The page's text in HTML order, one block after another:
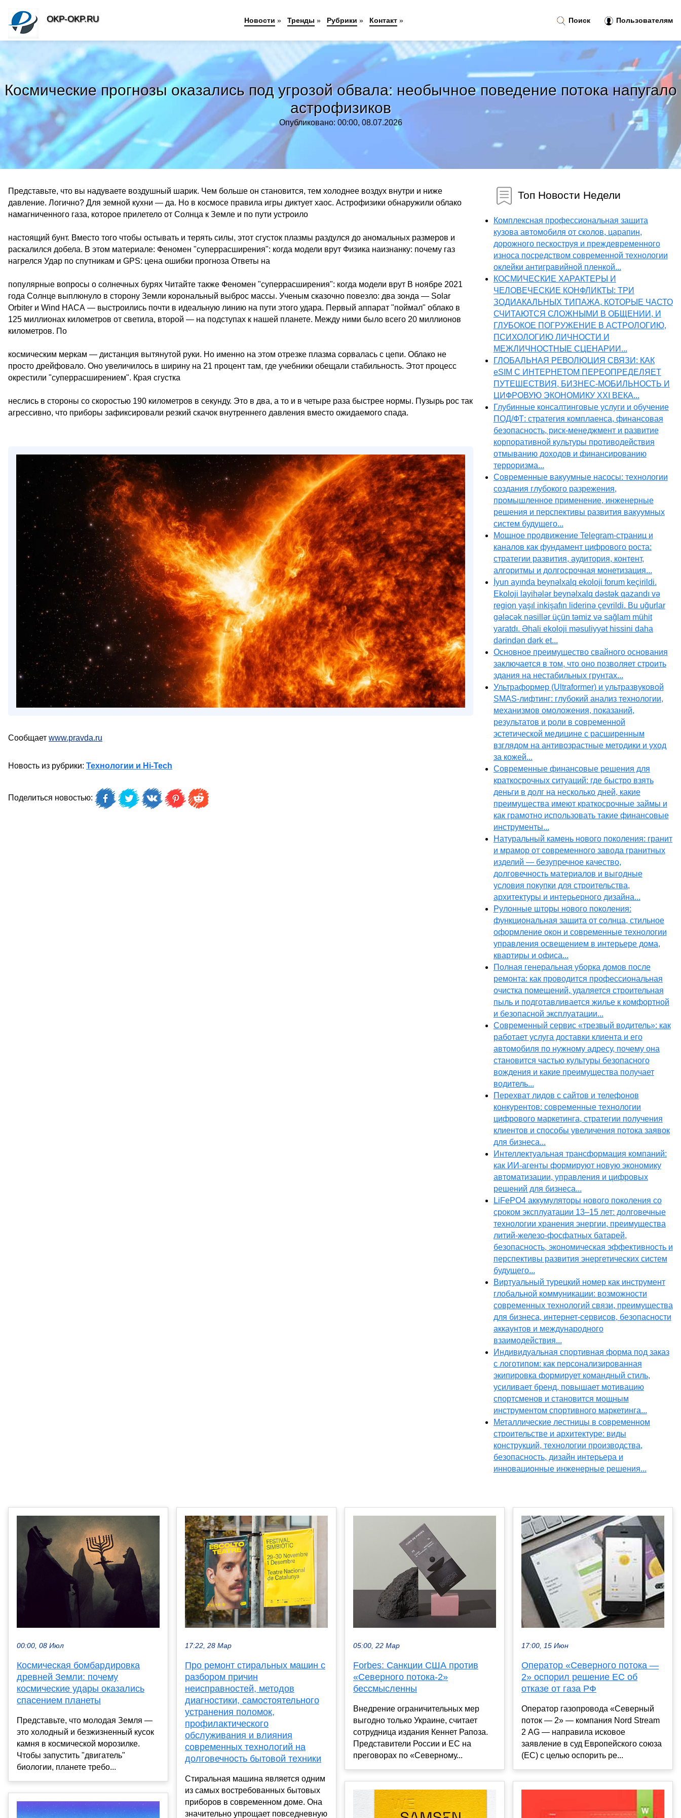
Космические прогнозы оказались под угрозой обвала: необычное поведение потока напугало
астрофизиков
Опубликовано: 00:00, 08.07.2026
Представьте, что вы надуваете воздушный шарик. Чем больше он становится, тем холоднее воздух внутри и ниже
давление. Логично? Для земной кухни — да. Но в космосе правила игры диктует хаос. Астрофизики обнаружили облако
намагниченного газа, которое прилетело от Солнца к Земле и по пути устроило
настоящий бунт. Вместо того чтобы остывать и терять силы, этот сгусток плазмы раздулся до аномальных размеров и
раскалился добела. В этом материале: Феномен "суперрасширения": когда модели врут Физика наизнанку: почему газ
нагрелся Удар по спутникам и GPS: цена ошибки прогноза Ответы на
популярные вопросы о солнечных бурях Читайте также Феномен "суперрасширения": когда модели врут В ноябре 2021
года Солнце выплюнуло в сторону Земли корональный выброс массы. Ученым сказочно повезло: два зонда — Solar
Orbiter и Wind НАСА — выстроились почти в идеальную линию на пути этого удара. Первый аппарат "поймал" облако в
125 миллионах километров от светила, второй — на подступах к нашей планете. Между ними было всего 20 миллионов
километров. По
космическим меркам — дистанция вытянутой руки. Но именно на этом отрезке плазма сорвалась с цепи. Облако не
просто дрейфовало. Оно увеличилось в ширину на 21 процент там, где учебники обещали стабильность. Этот процесс
окрестили "суперрасширением". Края сгустка
неслись в стороны со скоростью 190 километров в секунду. Это в два, а то и в четыре раза быстрее нормы. Пузырь рос так
агрессивно, что приборы зафиксировали резкий скачок внутреннего давления вместо ожидаемого спада.
Сообщает www.pravda.ru
Новость из рубрики: Технологии и Hi-Tech
Поделиться новостью:
Топ Новости Недели
Комплексная профессиональная защита
кузова автомобиля от сколов, царапин,
дорожного пескоструя и преждевременного
износа посредством современной технологии
оклейки антигравийной пленкой...
КОСМИЧЕСКИЕ ХАРАКТЕРЫ И
ЧЕЛОВЕЧЕСКИЕ КОНФЛИКТЫ: ТРИ
ЗОДИАКАЛЬНЫХ ТИПАЖА, КОТОРЫЕ ЧАСТО
СЧИТАЮТСЯ СЛОЖНЫМИ В ОБЩЕНИИ, И
ГЛУБОКОЕ ПОГРУЖЕНИЕ В АСТРОЛОГИЮ,
ПСИХОЛОГИЮ ЛИЧНОСТИ И
МЕЖЛИЧНОСТНЫЕ СЦЕНАРИИ...
ГЛОБАЛЬНАЯ РЕВОЛЮЦИЯ СВЯЗИ: КАК
eSIM С ИНТЕРНЕТОМ ПЕРЕОПРЕДЕЛЯЕТ
ПУТЕШЕСТВИЯ, БИЗНЕС-МОБИЛЬНОСТЬ И
ЦИФРОВУЮ ЭКОНОМИКУ XXI ВЕКА...
Глубинные консалтинговые услуги и обучение
ПОД/ФТ: стратегия комплаенса, финансовая
безопасность, риск-менеджмент и развитие
корпоративной культуры противодействия
отмыванию доходов и финансированию
терроризма...
Современные вакуумные насосы: технологии
создания глубокого разрежения,
промышленное применение, инженерные
решения и перспективы развития вакуумных
систем будущего...
Мощное продвижение Telegram-страниц и
каналов как фундамент цифрового роста:
стратегии развития, аудитория, контент,
алгоритмы и долгосрочная монетизация...
İyun ayında beynəlxalq ekoloji forum keçirildi.
Ekoloji layihələr beynəlxalq dəstək qazandı və
region yaşıl inkişafın liderinə çevrildi. Bu uğurlar
gələcək nəsillər üçün təmiz və sağlam mühit
yaratdı. Əhali ekoloji məsuliyyət hissini daha
dərindən dərk et...
Основное преимущество свайного основания
заключается в том, что оно позволяет строить
здания на нестабильных грунтах...
Ультраформер (Ultraformer) и ультразвуковой
SMAS-лифтинг: глубокий анализ технологии,
механизмов омоложения, показаний,
результатов и роли в современной
эстетической медицине с расширенным
взглядом на антивозрастные методики и уход
за кожей...
Современные финансовые решения для
краткосрочных ситуаций: где быстро взять
деньги в долг на несколько дней, какие
преимущества имеют краткосрочные займы и
как грамотно использовать такие финансовые
инструменты...
Натуральный камень нового поколения: гранит
и мрамор от современного завода гранитных
изделий — безупречное качество,
долговечность материалов и выгодные
условия покупки для строительства,
архитектуры и интерьерного дизайна...
Рулонные шторы нового поколения:
функциональная защита от солнца, стильное
оформление окон и современные технологии
управления освещением в интерьере дома,
квартиры и офиса...
Полная генеральная уборка домов после
ремонта: как проводится профессиональная
очистка помещений, удаляется строительная
пыль и подготавливается жилье к комфортной
и безопасной эксплуатации...
Современный сервис «трезвый водитель»: как
работает услуга доставки клиента и его
автомобиля по нужному адресу, почему она
становится частью культуры безопасного
вождения и какие преимущества получает
водитель...
Перехват лидов с сайтов и телефонов
конкурентов: современные технологии
цифрового маркетинга, стратегии получения
клиентов и способы увеличения потока заявок
для бизнеса...
Интеллектуальная трансформация компаний:
как ИИ-агенты формируют новую экономику
автоматизации, управления и цифровых
решений для бизнеса...
LiFePO4 аккумуляторы нового поколения со
сроком эксплуатации 13–15 лет: долговечные
технологии хранения энергии, преимущества
литий-железо-фосфатных батарей,
безопасность, экономическая эффективность и
перспективы развития энергетических систем
будущего...
Виртуальный турецкий номер как инструмент
глобальной коммуникации: возможности
современных технологий связи, преимущества
для бизнеса, интернет-сервисов, безопасности
аккаунтов и международного
взаимодействия...
Индивидуальная спортивная форма под заказ
с логотипом: как персонализированная
экипировка формирует командный стиль,
усиливает бренд, повышает мотивацию
спортсменов и становится мощным
инструментом спортивного маркетинга...
Металлические лестницы в современном
строительстве и архитектуре: виды
конструкций, технологии производства,
безопасность, дизайн интерьера и
инновационные инженерные решения...
00:00, 08 Июл
Космическая бомбардировка
древней Земли: почему
космические удары оказались
спасением планеты
Представьте, что молодая Земля —
это холодный и безжизненный кусок
камня в космической морозилке.
Чтобы запустить "двигатель"
биологии, планете требо...
17:22, 28 Мар
Про ремонт стиральных машин с
разбором причин
неисправностей, методов
диагностики, самостоятельного
устранения поломок,
профилактического
обслуживания и влияния
современных технологий на
долговечность бытовой техники
Стиральная машина является одним
из самых востребованных бытовых
приборов в современном доме. Она
значительно упрощает повседневную
05:00, 22 Мар
Forbes: Санкции США против
«Северного потока-2»
бессмысленны
Внедрение ограничительных мер
выгодно только Украине, считает
сотрудница издания Кеннет Рапоза.
Представители России и ЕС на
преговорах по «Северному...
17:00, 15 Июн
Оператор «Северного потока —
2» оспорил решение ЕС об
отказе от газа РФ
Оператор газопровода «Северный
поток — 2» — компания Nord Stream
2 AG — направила исковое
заявление в суд Европейского союза
(ЕС) с целью оспорить ре...
Поиск Пользователям
OKP-OKP.RU Новости » Тренды » Рубрики » Контакт»